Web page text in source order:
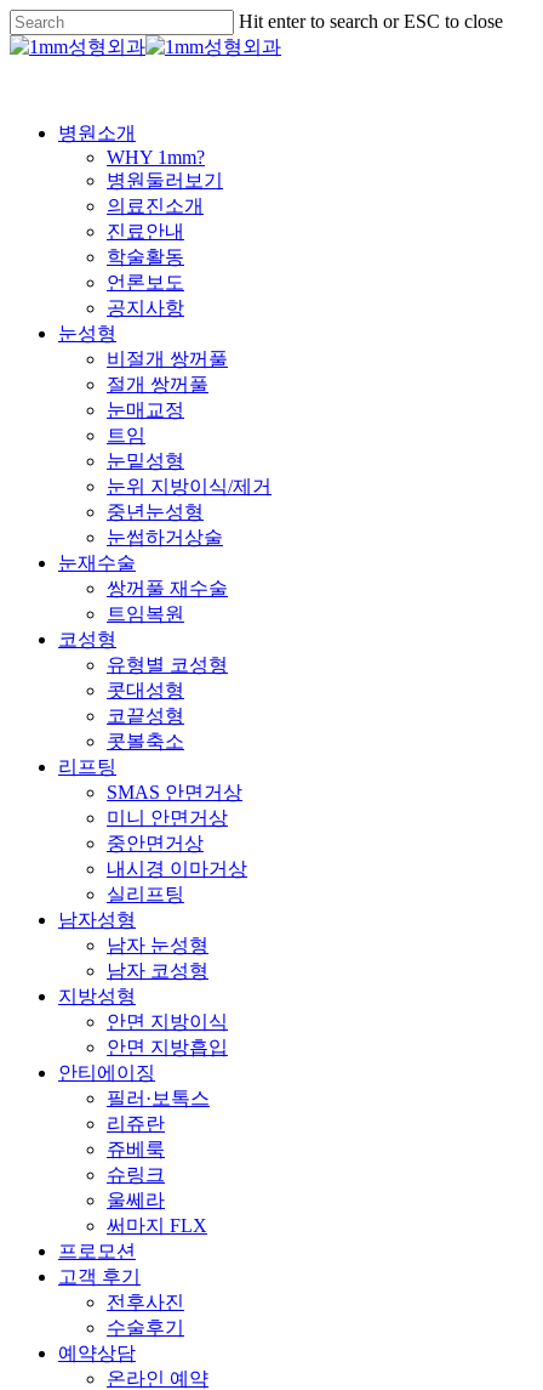
Skip
to
main
Hit enter to search or ESC to close
Close
Menu
병원소개
WHY 1mm?
병원둘러보기
의료진소개
진료안내
학술활동
언론보도
공지사항
눈성형
비절개 쌍꺼풀
절개 쌍꺼풀
눈매교정
트임
눈밑성형
눈위 지방이식/제거
중년눈성형
눈썹하거상술
눈재수술
쌍꺼풀 재수술
트임복원
코성형
유형별 코성형
콧대성형
코끝성형
콧볼축소
리프팅
SMAS 안면거상
미니 안면거상
중안면거상
내시경 이마거상
실리프팅
남자성형
남자 눈성형
남자 코성형
지방성형
안면 지방이식
안면 지방흡입
안티에이징
필러·보톡스
리쥬란
쥬베룩
슈링크
울쎄라
써마지 FLX
프로모션
고객 후기
전후사진
수술후기
예약상담
온라인 예약